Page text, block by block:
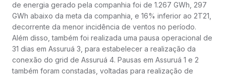
de energia gerado pela companhia foi de 1.267 GWh, 297
GWh abaixo da meta da companhia, e 16% inferior ao 2T21,
decorrente da menor incidência de ventos no período.
Além disso, também foi realizada uma pausa operacional de
31 dias em Assuruá 3, para estabelecer a realização da
conexão do grid de Assuruá 4. Pausas em Assuruá 1 e 2
também foram constadas, voltadas para realização de